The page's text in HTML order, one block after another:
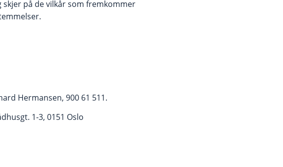
på de vilkår som fremkommer
Hermansen, 900 61 511.
1-3, 0151 Oslo